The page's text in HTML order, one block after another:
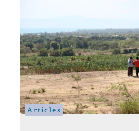
Articles